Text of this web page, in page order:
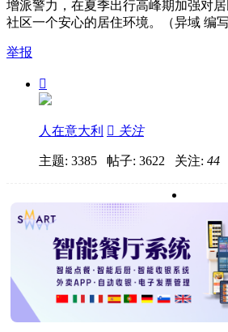
增派警力，在夏季出行高峰期加强对
社区一个安心的居住环境。（异域 编写
举报

人在意大利  关注
主题: 3385 帖子: 3622 关注: 44